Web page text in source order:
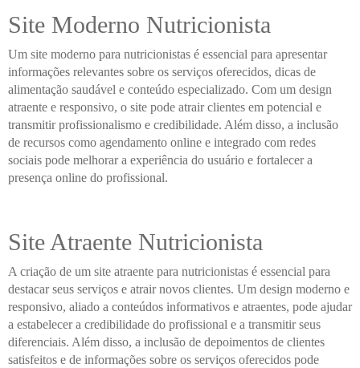
Site Moderno Nutricionista
Um site moderno para nutricionistas é essencial para apresentar
informações relevantes sobre os serviços oferecidos, dicas de
alimentação saudável e conteúdo especializado. Com um design
atraente e responsivo, o site pode atrair clientes em potencial e
transmitir profissionalismo e credibilidade. Além disso, a inclusão
de recursos como agendamento online e integrado com redes
sociais pode melhorar a experiência do usuário e fortalecer a
presença online do profissional.
Site Atraente Nutricionista
A criação de um site atraente para nutricionistas é essencial para
destacar seus serviços e atrair novos clientes. Um design moderno e
responsivo, aliado a conteúdos informativos e atraentes, pode ajudar
a estabelecer a credibilidade do profissional e a transmitir seus
diferenciais. Além disso, a inclusão de depoimentos de clientes
satisfeitos e de informações sobre os serviços oferecidos pode